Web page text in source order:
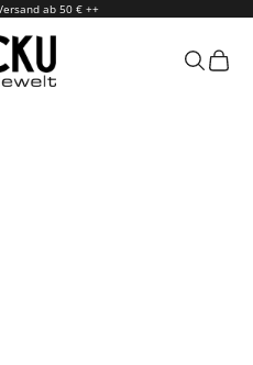
ab 50 € ++
Suchen